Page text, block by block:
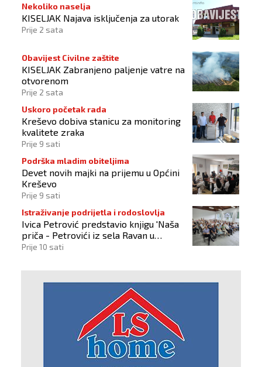
Nekoliko naselja
KISELJAK Najava isključenja za utorak
Prije 2 sata
Obavijest Civilne zaštite
KISELJAK Zabranjeno paljenje vatre na
otvorenom
Prije 2 sata
Uskoro početak rada
Kreševo dobiva stanicu za monitoring
kvalitete zraka
Prije 9 sati
Podrška mladim obiteljima
Devet novih majki na prijemu u Općini
Kreševo
Prije 9 sati
Istraživanje podrijetla i rodoslovlja
Ivica Petrović predstavio knjigu 'Naša
priča - Petrovići iz sela Ravan u
Busovači'
Prije 10 sati